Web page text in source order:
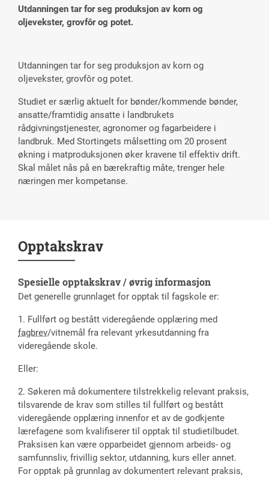
Utdanningen tar for seg produksjon av korn og
oljevekster, grovfôr og potet.
Utdanningen tar for seg produksjon av korn og
oljevekster, grovfôr og potet.
Studiet er særlig aktuelt for bønder/kommende bønder,
ansatte/framtidig ansatte i landbrukets
rådgivningstjenester, agronomer og fagarbeidere i
landbruk. Med Stortingets målsetting om 20 prosent
økning i matproduksjonen øker kravene til effektiv drift.
Skal målet nås på en bærekraftig måte, trenger hele
næringen mer kompetanse.
Opptakskrav
Spesielle opptakskrav / øvrig informasjon
Det generelle grunnlaget for opptak til fagskole er:
1. Fullført og bestått videregående opplæring med
fagbrev/vitnemål fra relevant yrkesutdanning fra
videregående skole.
Eller:
2. Søkeren må dokumentere tilstrekkelig relevant praksis,
tilsvarende de krav som stilles til fullført og bestått
videregående opplæring innenfor et av de godkjente
lærefagene som kvalifiserer til opptak til studietilbudet.
Praksisen kan være opparbeidet gjennom arbeids- og
samfunnsliv, frivillig sektor, utdanning, kurs eller annet.
For opptak på grunnlag av dokumentert relevant praksis,